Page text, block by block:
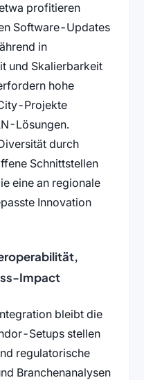
profitieren
Software-Updates
in
und Skalierbarkeit
hohe
Projekte
Lösungen.
durch
Schnittstellen
eine an regionale
Innovation
Impact
bleibt die
Setups stellen
regulatorische
Branchenanalysen